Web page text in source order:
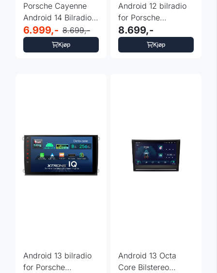
Porsche Cayenne
Android 14 Bilradio |
DAB+ | 4GB+64GB
6.999,- 8.699,-
Kjøp
Android 12 bilradio
for Porsche
Cayenne – Octa-
Core, ...
8.699,-
Kjøp
Android 13 bilradio
for Porsche
Android 13 Octa
Core Bilstereo